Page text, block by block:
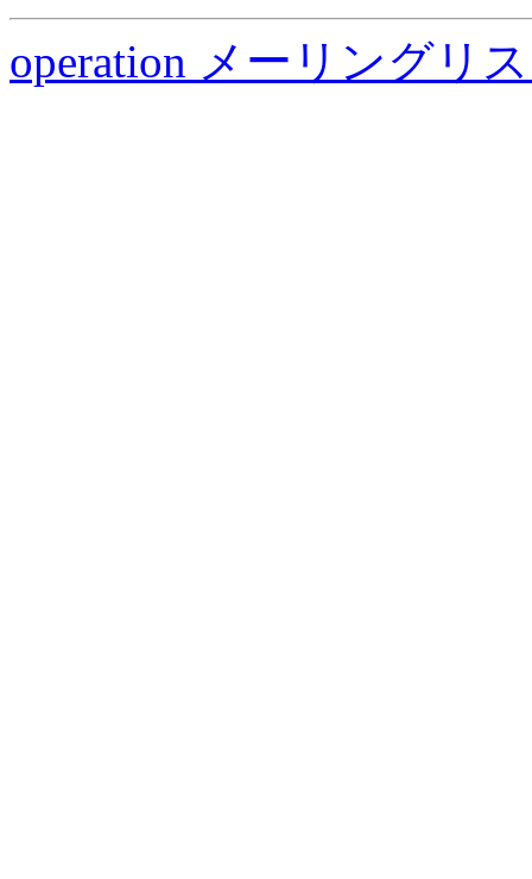
operation メーリングリ